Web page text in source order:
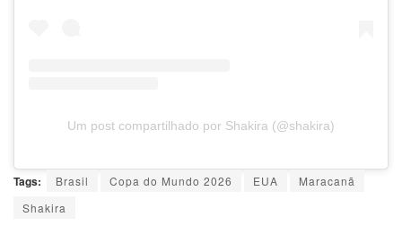
Um post compartilhado por Shakira (@shakira)
Tags: Brasil Copa do Mundo 2026 EUA
Maracanã
Shakira